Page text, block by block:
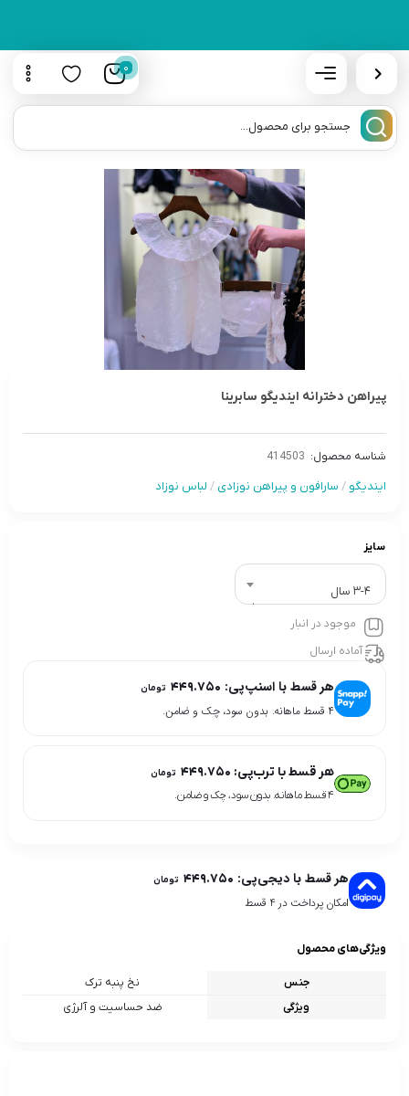
0
پیراهن دخترانه ایندیگو سابرینا
شناسه محصول: 414503
ایندیگو / سارافون و پیراهن نوزادی / لباس نوزاد
سایز
3-4 سال
موجود در انبار
آماده ارسال
هر قسط با اسنپ‌پی: ۴۴۹.۷۵۰ تومان
۴ قسط ماهانه. بدون سود، چک و ضامن.
هر قسط با ترب‌پی: ۴۴۹.۷۵۰ تومان
۴ قسط ماهانه. بدون سود، چک و ضامن.
هر قسط با دیجی‌پی: ۴۴۹.۷۵۰ تومان
امکان پرداخت در 4 قسط
ویژگی‌های محصول
جنس
نخ پنبه ترک
ویژگی
ضد حساسیت و آلرژی